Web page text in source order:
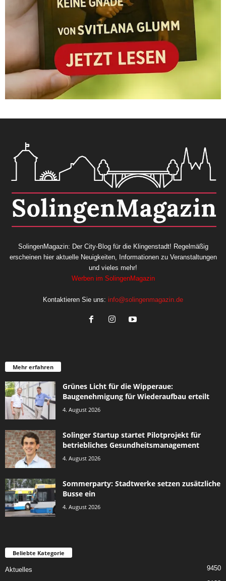
SolingenMagazin: Der City-Blog für die Klingenstadt! Regelmäßig
erscheinen hier aktuelle Neuigkeiten, Informationen zu Veranstaltungen
und vieles mehr!
Werben im SolingenMagazin
Kontaktieren Sie uns: info@solingenmagazin.de
Mehr erfahren
Grünes Licht für die Wipperaue:
Baugenehmigung für Wiederaufbau erteilt
4. August 2026
Solinger Startup startet Pilotprojekt für
betriebliches Gesundheitsmanagement
4. August 2026
Sommerparty: Stadtwerke setzen zusätzliche
Busse ein
4. August 2026
Beliebte Kategorie
Aktuelles 9450